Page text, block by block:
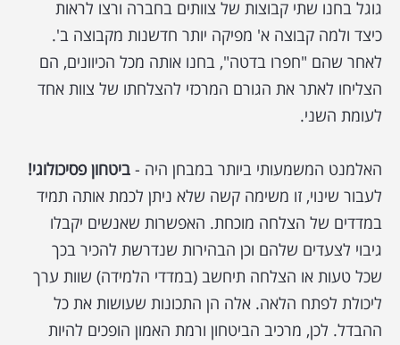
גוגל בחנו שתי קבוצות של צוותים בחברה ורצו לראות
כיצד ולמה קבוצה א' מפיקה יותר חדשנות מקבוצה ב'.
לאחר שהם "חפרו בדטה", בחנו אותה מכל הכיוונים, הם
הצליחו לאתר את הגורם המרכזי להצלחתו של צוות אחד
לעומת השני.
האלמנט המשמעותי ביותר במבחן היה - ביטחון פסיכולוגי!
לעבור שינוי, זו משימה קשה שלא ניתן לכמת אותה תמיד
במדדים של הצלחה מוכחת. האפשרות שאנשים יקבלו
גיבוי לצעדים שלהם וכן הבהירות שנדרשת להכיר בכך
שכל טעות או הצלחה תיחשב (במדדי הלמידה) שוות ערך
ליכולת לפתח הלאה. אלה הן התכונות שעושות את כל
ההבדל. לכן, מרכיב הביטחון ורמת האמון הופכים להיות